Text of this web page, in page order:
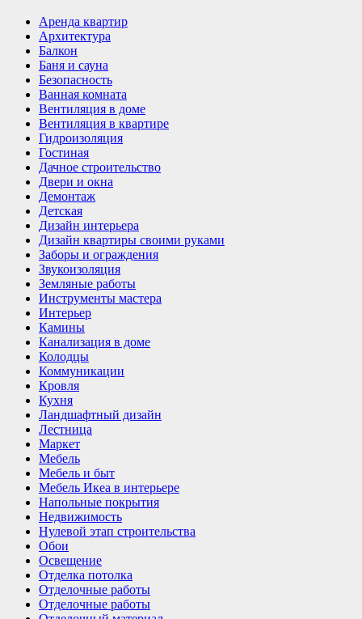
Аренда квартир
Архитектура
Балкон
Баня и сауна
Безопасность
Ванная комната
Вентиляция в доме
Вентиляция в квартире
Гидроизоляция
Гостиная
Дачное строительство
Двери и окна
Демонтаж
Детская
Дизайн интерьера
Дизайн квартиры своими руками
Заборы и ограждения
Звукоизоляция
Земляные работы
Инструменты мастера
Интерьер
Камины
Канализация в доме
Колодцы
Коммуникации
Кровля
Кухня
Ландшафтный дизайн
Лестница
Маркет
Мебель
Мебель и быт
Мебель Икеа в интерьере
Напольные покрытия
Недвижимость
Нулевой этап строительства
Обои
Освещение
Отделка потолка
Отделочные работы
Отделочные работы